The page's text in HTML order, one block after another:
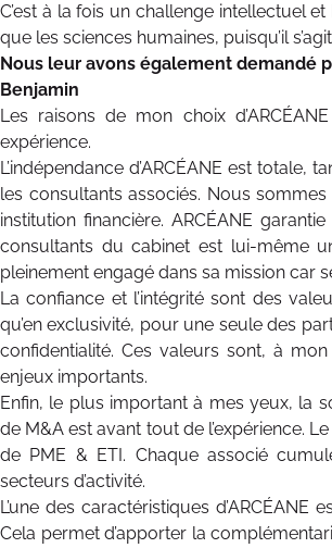
C’est à la fois un challenge intellectuel
que les sciences humaines, puisqu’il
Nous leur avons également demandé
Benjamin
Les raisons de mon choix
expérience.
L’indépendance d’ARCÉANE est
les consultants associés. Nous
institution financière. ARCÉANE
consultants du cabinet est lui-même
pleinement engagé dans sa mission car
La confiance et l’intégrité sont des
qu’en exclusivité, pour une seule des
confidentialité. Ces valeurs sont, à
enjeux importants.
Enfin, le plus important à mes yeux, la
de M&A est avant tout de l’expérience.
de PME & ETI. Chaque associé
secteurs d’activité.
L’une des caractéristiques
Cela permet d’apporter la